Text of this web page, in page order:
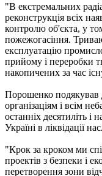
"В екстремальних
реконструкція всіх
контролю об'єкта, у
пожежогасіння.
експлуатацію
прийому і переробки
накопичених за час
Порошенко
організаціям і всім
останніх десятиліть і
Україні в ліквідації
"Крок за кроком ми
проектів з безпеки і
перетворення зони